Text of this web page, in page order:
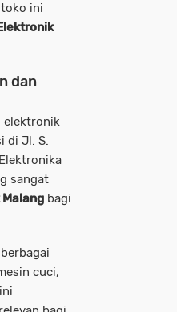
ini
dan
elektronik
di Jl. S.
sangat
bagi
cuci,